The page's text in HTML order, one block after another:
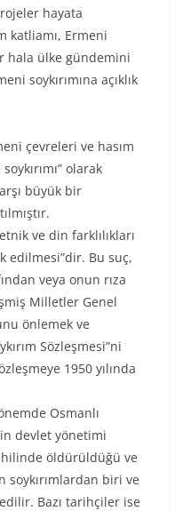
hayata
katliamı, Ermeni
hala ülke gündemini
soykırımına açıklık
çevreleri ve hasım
olarak
büyük bir
ve din farklılıkları
edilmesi”dir. Bu suç,
veya onun rıza
Milletler Genel
önlemek ve
Sözleşmesi”ni
1950 yılında
Osmanlı
devlet yönetimi
öldürüldüğü ve
soykırımlardan biri ve
Bazı tarihçiler ise